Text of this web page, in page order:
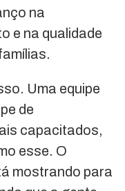
na
e na qualidade
Uma equipe
de
capacitados,
esse. O
mostrando para